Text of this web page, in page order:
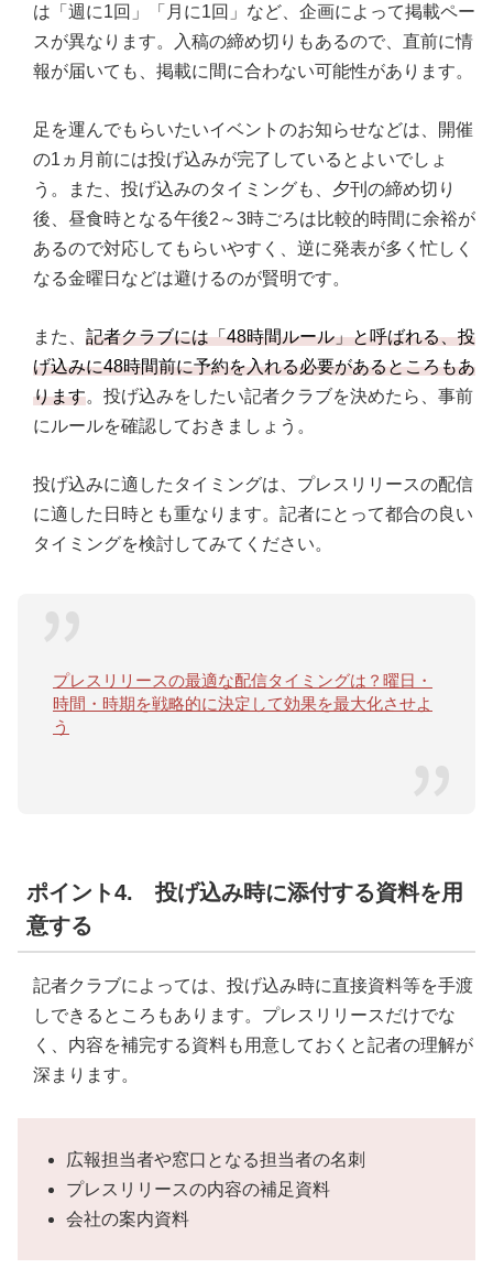
は「週に1回」「月に1回」など、企画によって掲載ペー
スが異なります。入稿の締め切りもあるので、直前に情
報が届いても、掲載に間に合わない可能性があります。
足を運んでもらいたいイベントのお知らせなどは、開催
の1ヵ月前には投げ込みが完了しているとよいでしょ
う。また、投げ込みのタイミングも、夕刊の締め切り
後、昼食時となる午後2～3時ごろは比較的時間に余裕が
あるので対応してもらいやすく、逆に発表が多く忙しく
なる金曜日などは避けるのが賢明です。
また、 記者クラブには「48時間ルール」と呼ばれる、投
げ込みに48時間前に予約を入れる必要があるところもあ
ります。投げ込みをしたい記者クラブを決めたら、事前
にルールを確認しておきましょう。
投げ込みに適したタイミングは、プレスリリースの配信
に適した日時とも重なります。記者にとって都合の良い
タイミングを検討してみてください。
プレスリリースの最適な配信タイミングは？曜日・
時間・時期を戦略的に決定して効果を最大化させよ
う
ポイント4. 投げ込み時に添付する資料を用
意する
記者クラブによっては、投げ込み時に直接資料等を手渡
しできるところもあります。プレスリリースだけでな
く、内容を補完する資料も用意しておくと記者の理解が
深まります。
広報担当者や窓口となる担当者の名刺
プレスリリースの内容の補足資料
会社の案内資料